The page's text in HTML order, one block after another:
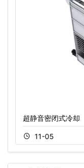
超静音密闭式冷却
11-05